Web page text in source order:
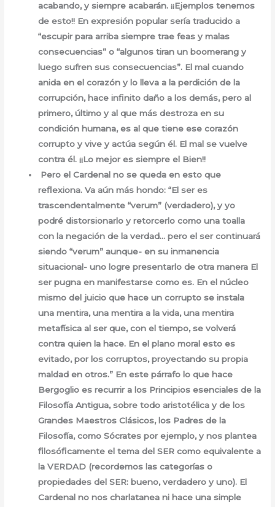
acabando, y siempre acabarán. ¡¡Ejemplos tenemos
de esto!! En expresión popular sería traducido a
“escupir para arriba siempre trae feas y malas
consecuencias” o “algunos tiran un boomerang y
luego sufren sus consecuencias”. El mal cuando
anida en el corazón y lo lleva a la perdición de la
corrupción, hace infinito daño a los demás, pero al
primero, último y al que más destroza en su
condición humana, es al que tiene ese corazón
corrupto y vive y actúa según él. El mal se vuelve
contra él. ¡¡Lo mejor es siempre el Bien!!
Pero el Cardenal no se queda en esto que
reflexiona. Va aún más hondo: “El ser es
trascendentalmente “verum” (verdadero), y yo
podré distorsionarlo y retorcerlo como una toalla
con la negación de la verdad… pero el ser continuará
siendo “verum” aunque- en su inmanencia
situacional- uno logre presentarlo de otra manera El
ser pugna en manifestarse como es. En el núcleo
mismo del juicio que hace un corrupto se instala
una mentira, una mentira a la vida, una mentira
metafísica al ser que, con el tiempo, se volverá
contra quien la hace. En el plano moral esto es
evitado, por los corruptos, proyectando su propia
maldad en otros.” En este párrafo lo que hace
Bergoglio es recurrir a los Principios esenciales de la
Filosofía Antigua, sobre todo aristotélica y de los
Grandes Maestros Clásicos, los Padres de la
Filosofía, como Sócrates por ejemplo, y nos plantea
filosóficamente el tema del SER como equivalente a
la VERDAD (recordemos las categorías o
propiedades del SER: bueno, verdadero y uno). El
Cardenal no nos charlatanea ni hace una simple